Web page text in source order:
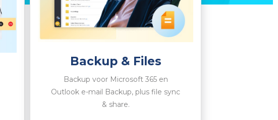
Backup & Files
Backup voor Microsoft 365 en
Outlook e-mail Backup, plus file sync
& share.